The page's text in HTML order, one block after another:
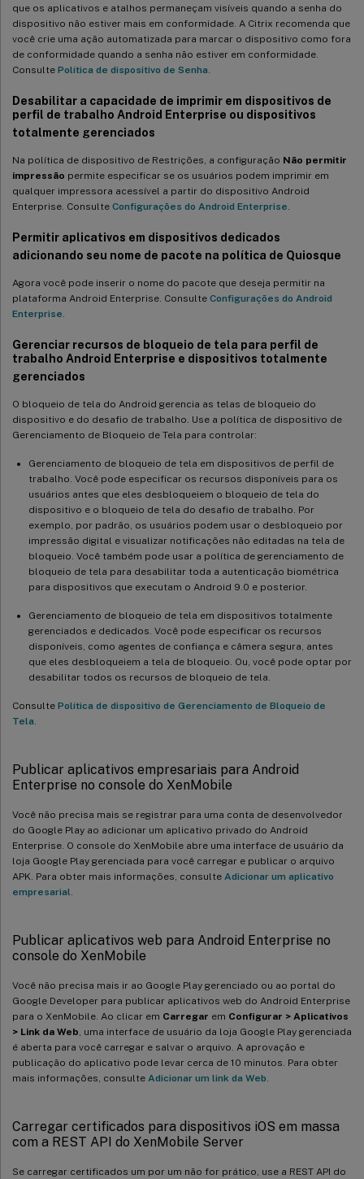
que os aplicativos e atalhos permaneçam visíveis quando a senha do
dispositivo não estiver mais em conformidade. A Citrix recomenda que
você crie uma ação automatizada para marcar o dispositivo como fora
de conformidade quando a senha não estiver em conformidade.
Consulte Política de dispositivo de Senha.
Desabilitar a capacidade de imprimir em dispositivos de
perfil de trabalho Android Enterprise ou dispositivos
totalmente gerenciados
Na política de dispositivo de Restrições, a configuração Não permitir
impressão permite especificar se os usuários podem imprimir em
qualquer impressora acessível a partir do dispositivo Android
Enterprise. Consulte Configurações do Android Enterprise.
Permitir aplicativos em dispositivos dedicados
adicionando seu nome de pacote na política de Quiosque
Agora você pode inserir o nome do pacote que deseja permitir na
plataforma Android Enterprise. Consulte Configurações do Android
Enterprise.
Gerenciar recursos de bloqueio de tela para perfil de
trabalho Android Enterprise e dispositivos totalmente
gerenciados
O bloqueio de tela do Android gerencia as telas de bloqueio do
dispositivo e do desafio de trabalho. Use a política de dispositivo de
Gerenciamento de Bloqueio de Tela para controlar:
Gerenciamento de bloqueio de tela em dispositivos de perfil de
trabalho. Você pode especificar os recursos disponíveis para os
usuários antes que eles desbloqueiem o bloqueio de tela do
dispositivo e o bloqueio de tela do desafio de trabalho. Por
exemplo, por padrão, os usuários podem usar o desbloqueio por
impressão digital e visualizar notificações não editadas na tela de
bloqueio. Você também pode usar a política de gerenciamento de
bloqueio de tela para desabilitar toda a autenticação biométrica
para dispositivos que executam o Android 9.0 e posterior.
Gerenciamento de bloqueio de tela em dispositivos totalmente
gerenciados e dedicados. Você pode especificar os recursos
disponíveis, como agentes de confiança e câmera segura, antes
que eles desbloqueiem a tela de bloqueio. Ou, você pode optar por
desabilitar todos os recursos de bloqueio de tela.
Consulte Política de dispositivo de Gerenciamento de Bloqueio de
Tela.
Publicar aplicativos empresariais para Android
Enterprise no console do XenMobile
Você não precisa mais se registrar para uma conta de desenvolvedor
do Google Play ao adicionar um aplicativo privado do Android
Enterprise. O console do XenMobile abre uma interface de usuário da
loja Google Play gerenciada para você carregar e publicar o arquivo
APK. Para obter mais informações, consulte Adicionar um aplicativo
empresarial.
Publicar aplicativos web para Android Enterprise no
console do XenMobile
Você não precisa mais ir ao Google Play gerenciado ou ao portal do
Google Developer para publicar aplicativos web do Android Enterprise
para o XenMobile. Ao clicar em Carregar em Configurar > Aplicativos
> Link da Web, uma interface de usuário da loja Google Play gerenciada
é aberta para você carregar e salvar o arquivo. A aprovação e
publicação do aplicativo pode levar cerca de 10 minutos. Para obter
mais informações, consulte Adicionar um link da Web.
Carregar certificados para dispositivos iOS em massa
com a REST API do XenMobile Server
Se carregar certificados um por um não for prático, use a REST API do